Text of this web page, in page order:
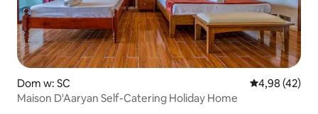
Dom w: SC Średnia
4,98 (42)
Maison D'Aaryan Self-Catering Holiday Home